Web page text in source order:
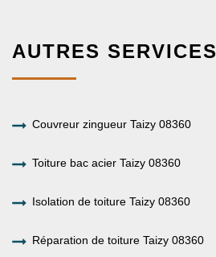
AUTRES SERVICES
Couvreur zingueur Taizy 08360
Toiture bac acier Taizy 08360
Isolation de toiture Taizy 08360
Réparation de toiture Taizy 08360